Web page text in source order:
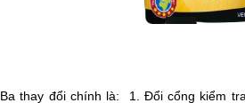
Ba thay đổi chính là:  1. Đổi cổng kiểm